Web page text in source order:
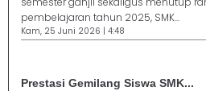
pembelajaran tahun 2025, SMK...
Kam, 25 Juni 2026 | 4:48
Prestasi Gemilang Siswa SMK...